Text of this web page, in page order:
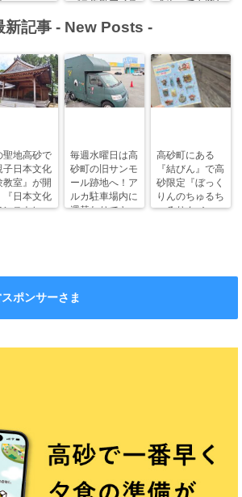
』が
公開中！
バラ牛乳アイス
ゴ！
きや』で石窯か
記事 - New Posts -
聖地高砂で
子日本文化
教室』が開
『日本文化
ンストレー
毎週水曜日は高
砂町の旧サンモ
ール跡地へ！ア
ルカ駐車場内に
週替わりでキッ
高砂町にある
『結びん』で高
砂限定『ぼっく
りんのちゅるち
ゅるりん♪シー
ポンサーさま